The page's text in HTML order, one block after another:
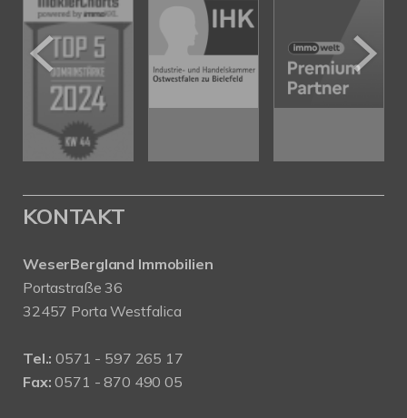
KONTAKT
WeserBergland Immobilien
Portastraße 36
32457 Porta Westfalica
Tel.: 0571 - 597 265 17
Fax: 0571 - 870 490 05